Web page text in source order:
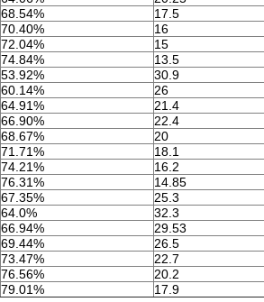
68.54%
17.5
70.40%
16
72.04%
15
74.84%
13.5
53.92%
30.9
60.14%
26
64.91%
21.4
66.90%
22.4
68.67%
20
71.71%
18.1
74.21%
16.2
76.31%
14.85
67.35%
25.3
64.0%
32.3
66.94%
29.53
69.44%
26.5
73.47%
22.7
76.56%
20.2
79.01% 17.9